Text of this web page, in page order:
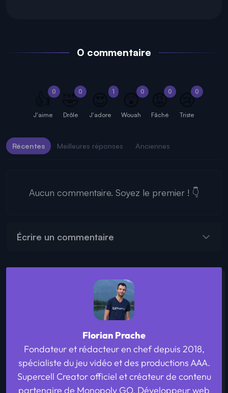
0 commentaire
0
👍
J'aime
0
🤣
Drôle
1
J'adore
0
😲
Wouah
0
😡
Fâché
0
😢
Triste
Récentes Meilleures réponses Anciennes
Aucun commentaire. Soyez le premier ! 👇
Écrire un commentaire
Florian Prache
Fondateur et rédacteur en chef depuis 2018,
spécialiste du jeu vidéo et des productions AAA.
Supercell Creator officiel et créateur de contenu
partenaire de Monopoly GO. Développeur web